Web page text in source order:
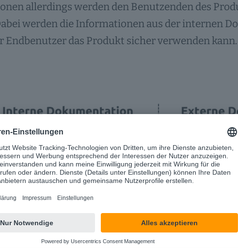
allerdings werden den Benutzenden des
werden die Informationen aus der internen
Endbenutzer das Produkt sicher verwenden kann.